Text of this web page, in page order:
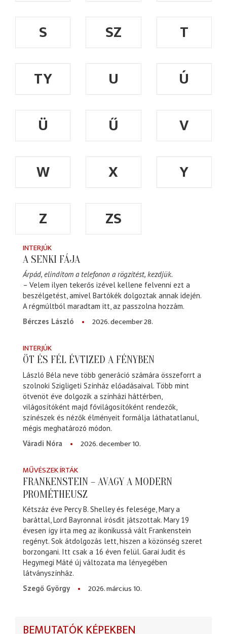
S SZ
T
TY
U
Ú
Ü
Ű
V
W
X
Y
Z
ZS
INTERJÚK
A SENKI FÁJA
Árpád, elindítom a telefonon a rögzítést, kezdjük.
– Velem ilyen tekerős izével kellene felvenni ezt a
beszélgetést, amivel Bartókék dolgoztak annak idején.
A régmúltból maradtam itt, az passzolna hozzám.
Bérczes László
2026. december 28.
INTERJÚK
ÖT ÉS FÉL ÉVTIZED A FÉNYBEN
László Béla neve több generáció számára összeforrt a
szolnoki Szigligeti Színház előadásaival. Több mint
ötvenöt éve dolgozik a színházi háttérben,
világosítóként majd fővilágosítóként rendezők,
színészek és nézők élményeit formálja láthatatlanul,
mégis meghatározó módon.
Váradi Nóra
2026. december 10.
MŰVÉSZEK ÍRTÁK
FRANKENSTEIN – AVAGY A MODERN
PROMÉTHEUSZ
Kétszáz éve Percy B. Shelley és felesége, Mary a
baráttal, Lord Bayronnal írósdit játszottak. Mary 19
évesen így írta meg az ikonikussá vált Frankenstein
regényt. Sok átdolgozás lett, hiszen a közönség szeret
borzongani. Itt csak a 16 éven felül. Garai Judit és
Hegymegi Máté új változata ma lényegében
látványszínház.
Szegő György
2026. március 10.
BEMUTATÓK KÉPEKBEN